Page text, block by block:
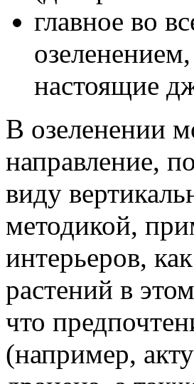
главное во
настоящие
В озеленении
направление,
виду
методикой,
интерьеров,
растений в
что
(например,